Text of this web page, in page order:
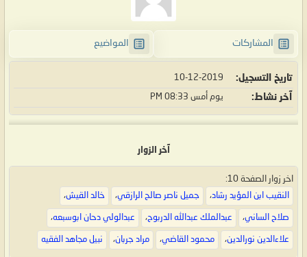
المشاركات المواضيع
تاريخ التسجيل 10-12-2019
آخر نشاط يوم أمس 08:33 PM
آخر الزوار
اخر زوار الصفحة 10:
النقيب ابن المؤيد رشاد، جميل ناصر صالح الرازقي، خالد القيش،
صلاح الساني، عبدالملك عبدالله الدربوح، عبدالولي دحان ابوسبعه،
علاءالدين نورالدين، محمود القاضي، مراد جربان، نبيل مجاهد الفقيه